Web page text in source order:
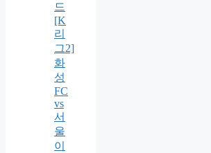
드
[K
리
그2]
화
성
FC
vs
서
울
이